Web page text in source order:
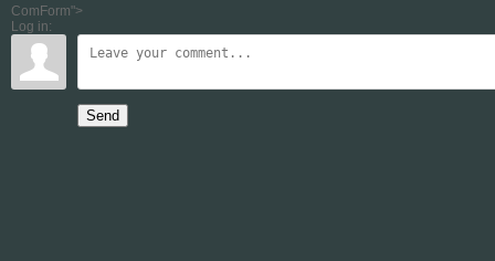
ComForm">
Log in:
Send